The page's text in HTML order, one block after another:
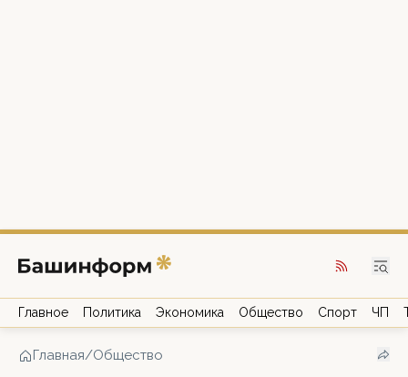
Главное Политика Экономика Общество Спорт ЧП
Главная/Общество